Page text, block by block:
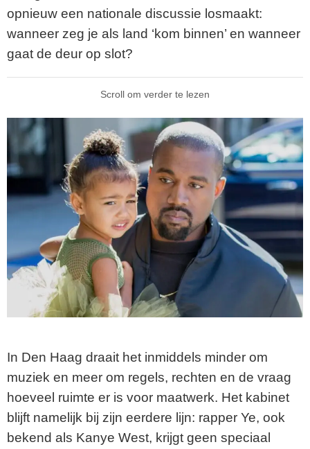
opnieuw een nationale discussie losmaakt:
wanneer zeg je als land ‘kom binnen’ en wanneer
gaat de deur op slot?
Scroll om verder te lezen
In Den Haag draait het inmiddels minder om
muziek en meer om regels, rechten en de vraag
hoeveel ruimte er is voor maatwerk. Het kabinet
blijft namelijk bij zijn eerdere lijn: rapper Ye, ook
bekend als Kanye West, krijgt geen speciaal